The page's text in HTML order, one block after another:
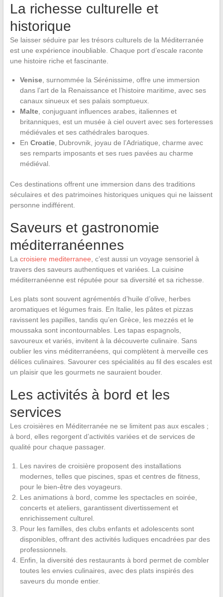
La richesse culturelle et
historique
Se laisser séduire par les trésors culturels de la Méditerranée
est une expérience inoubliable. Chaque port d’escale raconte
une histoire riche et fascinante.
Venise, surnommée la Sérénissime, offre une immersion
dans l’art de la Renaissance et l’histoire maritime, avec ses
canaux sinueux et ses palais somptueux.
Malte, conjuguant influences arabes, italiennes et
britanniques, est un musée à ciel ouvert avec ses forteresses
médiévales et ses cathédrales baroques.
En Croatie, Dubrovnik, joyau de l’Adriatique, charme avec
ses remparts imposants et ses rues pavées au charme
médiéval.
Ces destinations offrent une immersion dans des traditions
séculaires et des patrimoines historiques uniques qui ne laissent
personne indifférent.
Saveurs et gastronomie
méditerranéennes
La croisiere mediterranee , c’est aussi un voyage sensoriel à
travers des saveurs authentiques et variées. La cuisine
méditerranéenne est réputée pour sa diversité et sa richesse.
Les plats sont souvent agrémentés d’huile d’olive, herbes
aromatiques et légumes frais. En Italie, les pâtes et pizzas
ravissent les papilles, tandis qu’en Grèce, les mezzés et le
moussaka sont incontournables. Les tapas espagnols,
savoureux et variés, invitent à la découverte culinaire. Sans
oublier les vins méditerranéens, qui complètent à merveille ces
délices culinaires. Savourer ces spécialités au fil des escales est
un plaisir que les gourmets ne sauraient bouder.
Les activités à bord et les
services
Les croisières en Méditerranée ne se limitent pas aux escales ;
à bord, elles regorgent d’activités variées et de services de
qualité pour chaque passager.
Les navires de croisière proposent des installations
modernes, telles que piscines, spas et centres de fitness,
pour le bien-être des voyageurs.
Les animations à bord, comme les spectacles en soirée,
concerts et ateliers, garantissent divertissement et
enrichissement culturel.
Pour les familles, des clubs enfants et adolescents sont
disponibles, offrant des activités ludiques encadrées par des
professionnels.
Enfin, la diversité des restaurants à bord permet de combler
toutes les envies culinaires, avec des plats inspirés des
saveurs du monde entier.